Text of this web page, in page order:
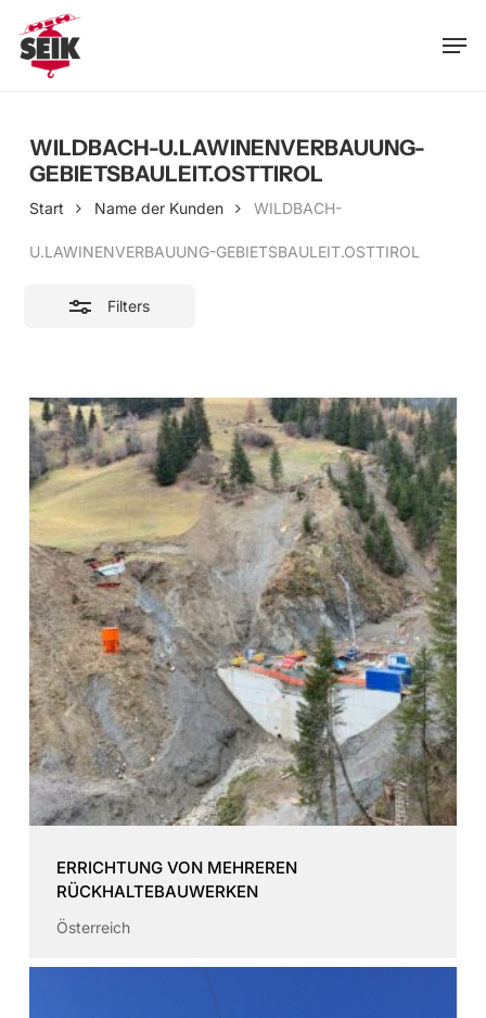
main
WILDBACH-U.LAWINENVERBAUUNG-
GEBIETSBAULEIT.OSTTIROL
Start Name der Kunden WILDBACH-
U.LAWINENVERBAUUNG-GEBIETSBAULEIT.OSTTIROL
Filters
ERRICHTUNG VON MEHREREN
RÜCKHALTEBAUWERKEN
Österreich